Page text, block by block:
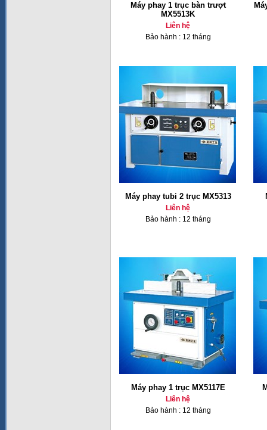
Máy phay 1 trục bàn trượt
MX5513K
Liên hệ
Bảo hành : 12 tháng
Máy phay tubi 2 trục MX5313
Liên hệ
Bảo hành : 12 tháng
Máy phay 1 trục MX5117E
Liên hệ
Bảo hành : 12 tháng